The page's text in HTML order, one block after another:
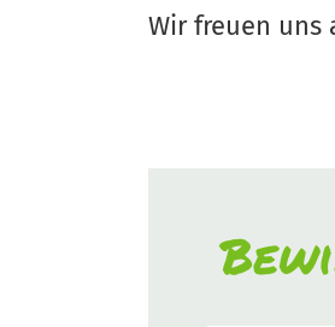
Wir freuen uns